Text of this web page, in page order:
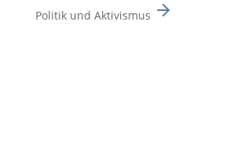
Politik und Aktivismus